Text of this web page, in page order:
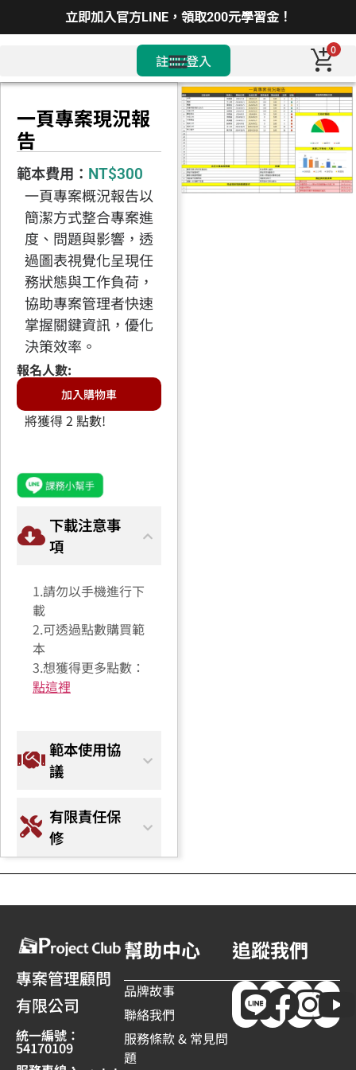
立即加入官方LINE，領取200元學習金！
註冊/登入
0
一頁專案現況報
告
範本費用： NT$300
一頁專案概況報告以
簡潔方式整合專案進
度、問題與影響，透
過圖表視覺化呈現任
務狀態與工作負荷，
協助專案管理者快速
掌握關鍵資訊，優化
決策效率。
加入購物車
將獲得 2 點數!
下載注意事
項
1.請勿以手機進行下
載
2.可透過點數購買範
本
3.想獲得更多點數：
點這裡
範本使用協
議
有限責任保
修
專案管理顧問
有限公司
統一編號：
54170109
幫助中心
品牌故事
聯絡我們
服務條款 & 常見問
題
追蹤我們